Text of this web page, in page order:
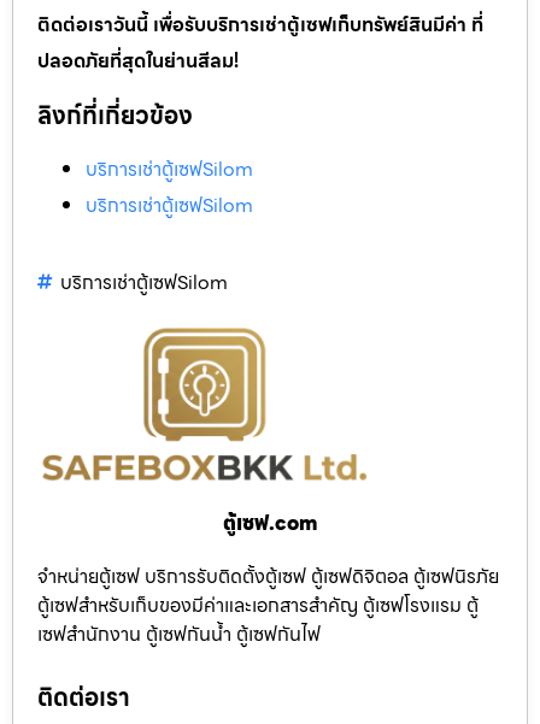
ติดต่อเราวันนี้ เพื่อรับบริการเช่าตู้เซฟเก็บทรัพย์สินมีค่า ที่
ปลอดภัยที่สุดในย่านสีลม!
ลิงก์ที่เกี่ยวข้อง
บริการเช่าตู้เซฟSilom
บริการเช่าตู้เซฟSilom
บริการเช่าตู้เซฟSilom
ตู้เซฟ.com
จำหน่ายตู้เซฟ บริการรับติดตั้งตู้เซฟ ตู้เซฟดิจิตอล ตู้เซฟนิรภัย
ตู้เซฟสำหรับเก็บของมีค่าและเอกสารสำคัญ ตู้เซฟโรงแรม ตู้
เซฟสำนักงาน ตู้เซฟกันน้ำ ตู้เซฟกันไฟ
ติดต่อเรา